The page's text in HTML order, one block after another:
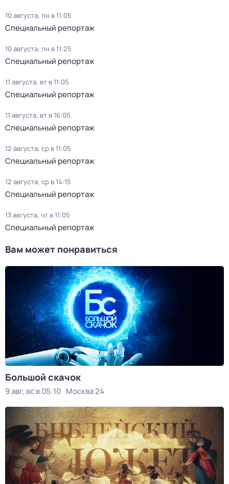
10 августа, пн в 11:05
Специальный репортаж
10 августа, пн в 11:25
Специальный репортаж
11 августа, вт в 11:05
Специальный репортаж
11 августа, вт в 16:05
Специальный репортаж
12 августа, ср в 11:05
Специальный репортаж
12 августа, ср в 14:15
Специальный репортаж
13 августа, чт в 11:05
Специальный репортаж
Вам может понравиться
Большой скачок
9 авг, вс в 05:10 Москва 24